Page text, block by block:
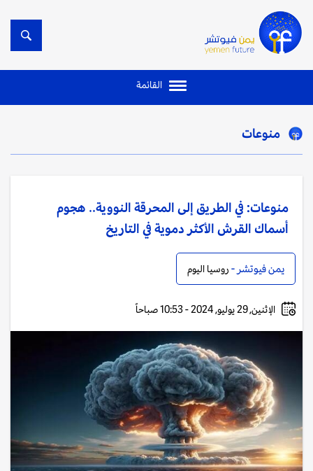
القائمة
منوعات
منوعات: في الطريق إلى المحرقة النووية.. هجوم
أسماك القرش الأكثر دموية في التاريخ
يمن فيوتشر - روسيا اليوم
الإثنين, 29 يوليو, 2024 - 10:53 صباحاً